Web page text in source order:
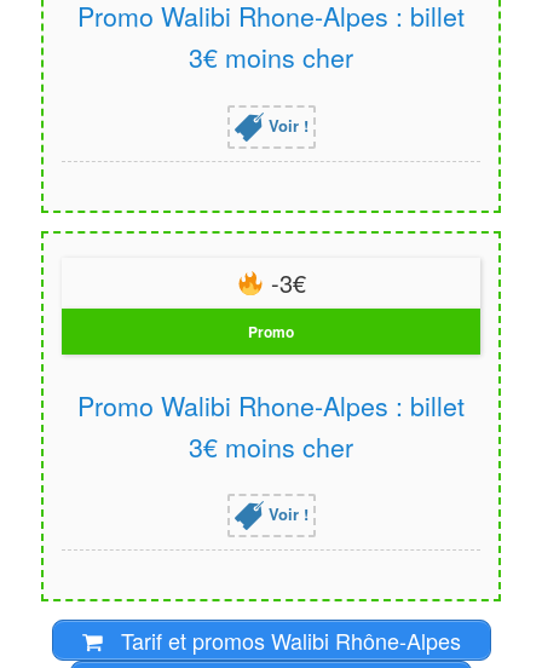
Promo Walibi Rhone-Alpes : billet
3€ moins cher
Voir !
-3€
Promo
Promo Walibi Rhone-Alpes : billet
3€ moins cher
Voir !
Tarif et promos Walibi Rhône-Alpes